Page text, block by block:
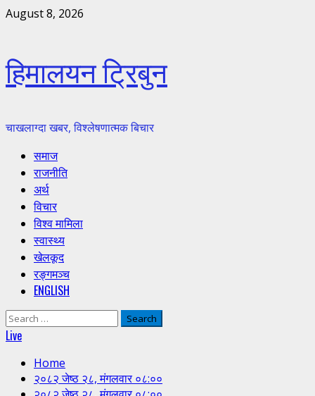
Skip
August 8, 2026
हिमालयन ट्रिबुन
चाखलाग्दा खबर, विश्लेषणात्मक बिचार
Primary
Menu
समाज
राजनीति
अर्थ
विचार
विश्व मामिला
स्वास्थ्य
खेलकूद
रङ्गमञ्च
ENGLISH
Search
for:
Live
Home
२०८२ जेष्ठ २८, मंगलवार ०८:००